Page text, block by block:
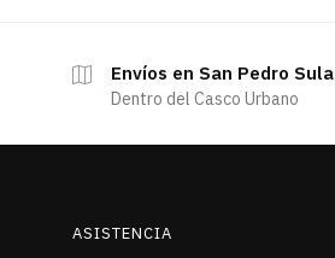
Envíos en San Pedro Sula
Dentro del Casco Urbano
ASISTENCIA